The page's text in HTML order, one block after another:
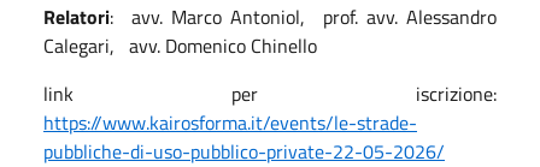
Relatori: avv. Marco Antoniol, prof. avv. Alessandro
Calegari, avv. Domenico Chinello
link per iscrizione:
https://www.kairosforma.it/events/le-strade-
pubbliche-di-uso-pubblico-private-22-05-2026/